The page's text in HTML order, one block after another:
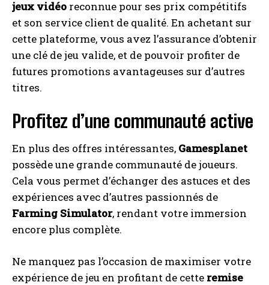
jeux vidéo reconnue pour ses prix compétitifs
et son service client de qualité. En achetant sur
cette plateforme, vous avez l’assurance d’obtenir
une clé de jeu valide, et de pouvoir profiter de
futures promotions avantageuses sur d’autres
titres.
Profitez d’une communauté active
En plus des offres intéressantes, Gamesplanet
possède une grande communauté de joueurs.
Cela vous permet d’échanger des astuces et des
expériences avec d’autres passionnés de
Farming Simulator, rendant votre immersion
encore plus complète.
Ne manquez pas l’occasion de maximiser votre
expérience de jeu en profitant de cette remise